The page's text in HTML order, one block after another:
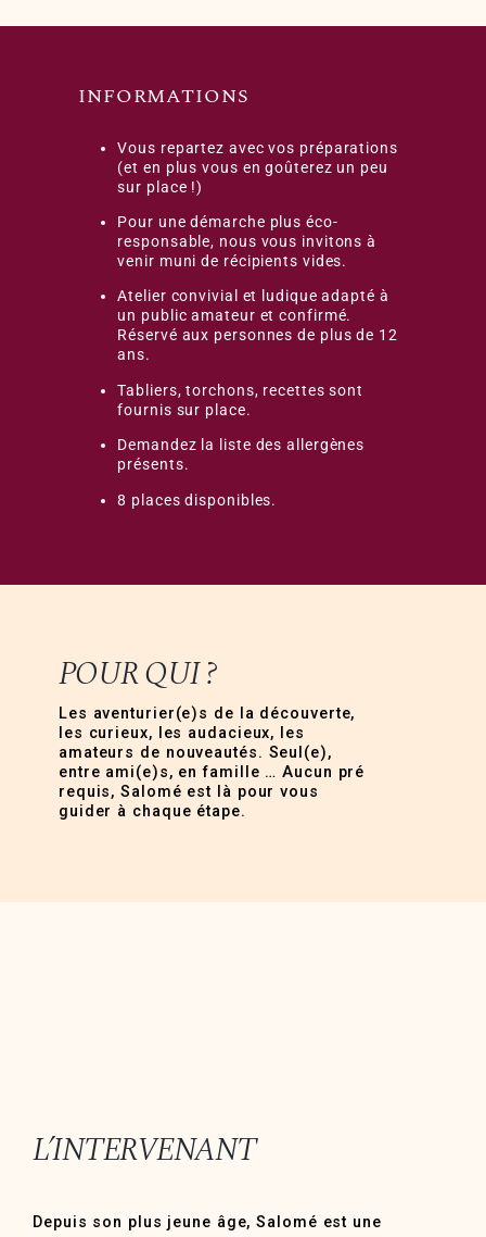
INFORMATIONS
Vous repartez avec vos préparations
(et en plus vous en goûterez un peu
sur place !)
Pour une démarche plus éco-
responsable, nous vous invitons à
venir muni de récipients vides.
Atelier convivial et ludique adapté à
un public amateur et confirmé.
Réservé aux personnes de plus de 12
ans.
Tabliers, torchons, recettes sont
fournis sur place.
Demandez la liste des allergènes
présents.
8 places disponibles.
POUR QUI ?
Les aventurier(e)s de la découverte,
les curieux, les audacieux, les
amateurs de nouveautés. Seul(e),
entre ami(e)s, en famille … Aucun pré
requis, Salomé est là pour vous
guider à chaque étape.
L’INTERVENANT
Depuis son plus jeune âge, Salomé est une